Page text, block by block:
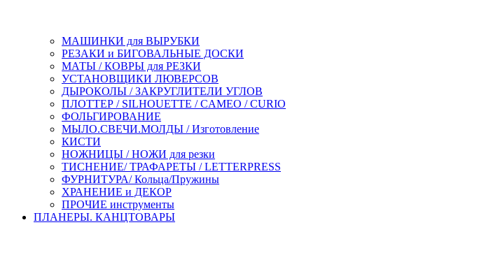
МАШИНКИ для ВЫРУБКИ
РЕЗАКИ и БИГОВАЛЬНЫЕ ДОСКИ
МАТЫ / КОВРЫ для РЕЗКИ
УСТАНОВЩИКИ ЛЮВЕРСОВ
ДЫРОКОЛЫ / ЗАКРУГЛИТЕЛИ УГЛОВ
ПЛОТТЕР / SILHOUETTE / CAMEO / CURIO
ФОЛЬГИРОВАНИЕ
МЫЛО.СВЕЧИ.МОЛДЫ / Изготовление
КИСТИ
НОЖНИЦЫ / НОЖИ для резки
ТИСНЕНИЕ/ ТРАФАРЕТЫ / LETTERPRESS
ФУРНИТУРА/ Кольца/Пружины
ХРАНЕНИЕ и ДЕКОР
ПРОЧИЕ инструменты
ПЛАНЕРЫ. КАНЦТОВАРЫ